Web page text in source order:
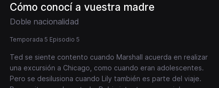
Cómo conocí a vuestra madre
Doble nacionalidad
Temporada 5 Episodio 5
Ted se siente contento cuando Marshall acuerda en realizar
una excursión a Chicago, como cuando eran adolescentes.
Pero se desilusiona cuando Lily también es parte del viaje.